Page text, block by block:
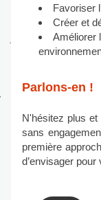
Favoriser
Créer et
Améliorer
Parlons-en !
N'hésitez plus
sans
première
d’envisager